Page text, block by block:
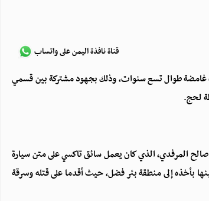
قناة نافذة اليمن على واتساب
طوال تسع سنوات، وذلك بجهود مشتركة بين قسمي
لحج.
المجني عليه علي صالح المرفدي، الذي كان يعمل سائق تاكسي على متن سيارة
بأخذه إلى منطقة بئر فضل، حيث أقدما على قتله وسرقة